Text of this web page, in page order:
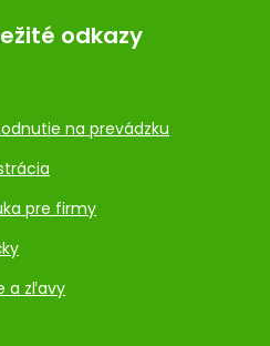
odkazy
na prevádzku
pre firmy
a zľavy